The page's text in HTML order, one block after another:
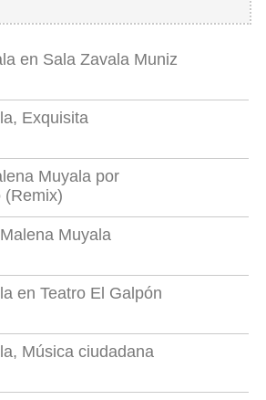
en Sala Zavala Muniz
Exquisita
Muyala por
(Remix)
Muyala
en Teatro El Galpón
Música ciudadana